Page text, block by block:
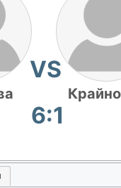
VS
6:1